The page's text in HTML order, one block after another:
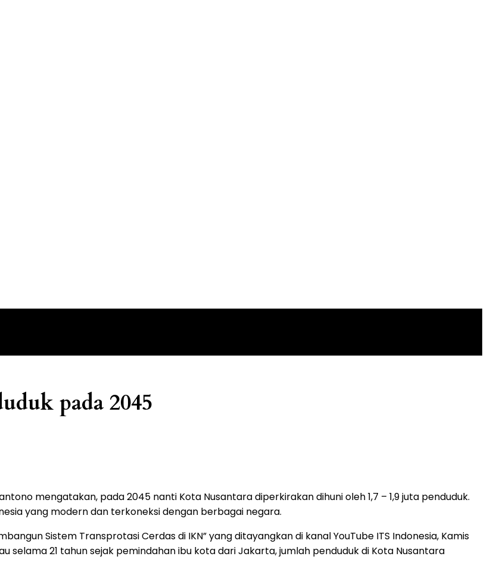
pada 2045
mengatakan, pada 2045 nanti Kota Nusantara diperkirakan dihuni oleh 1,7 – 1,9 juta penduduk.
yang modern dan terkoneksi dengan berbagai negara.
Sistem Transprotasi Cerdas di IKN” yang ditayangkan di kanal YouTube ITS Indonesia, Kamis
selama 21 tahun sejak pemindahan ibu kota dari Jakarta, jumlah penduduk di Kota Nusantara